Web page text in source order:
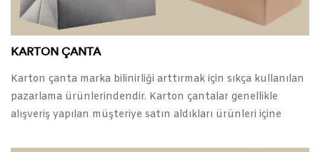
KARTON ÇANTA
Karton çanta marka bilinirliği arttırmak için sıkça kullanılan
pazarlama ürünlerindendir. Karton çantalar genellikle
alışveriş yapılan müşteriye satın aldıkları ürünleri içine